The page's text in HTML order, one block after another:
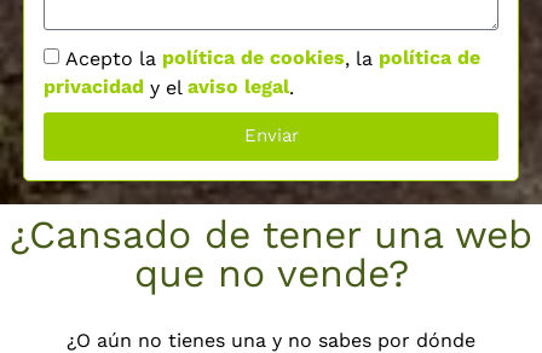
Acepto la política de cookies, la política de
privacidad y el aviso legal.
Enviar
¿Cansado de tener una web
que no vende?
¿O aún no tienes una y no sabes por dónde